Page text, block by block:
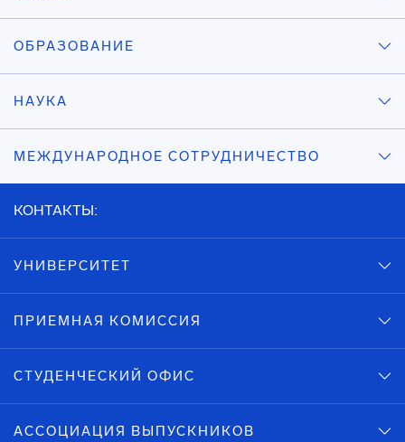
ОБРАЗОВАНИЕ
НАУКА
МЕЖДУНАРОДНОЕ СОТРУДНИЧЕСТВО
КОНТАКТЫ:
УНИВЕРСИТЕТ
ПРИЕМНАЯ КОМИССИЯ
СТУДЕНЧЕСКИЙ ОФИС
АССОЦИАЦИЯ ВЫПУСКНИКОВ